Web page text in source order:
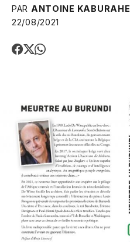
PAR ANTOINE KABURAHE
22/08/2021